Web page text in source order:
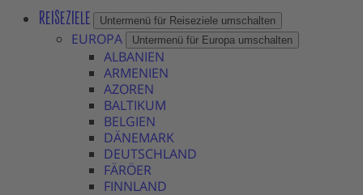
REISEZIELE Untermenü für Reiseziele umschalten
EUROPA Untermenü für Europa umschalten
ALBANIEN
ARMENIEN
AZOREN
BALTIKUM
BELGIEN
DÄNEMARK
DEUTSCHLAND
FÄRÖER
FINNLAND